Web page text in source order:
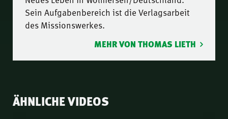
Sein Aufgabenbereich ist die Verlagsarbeit
des Missionswerkes.
MEHR VON THOMAS LIETH
ÄHNLICHE VIDEOS